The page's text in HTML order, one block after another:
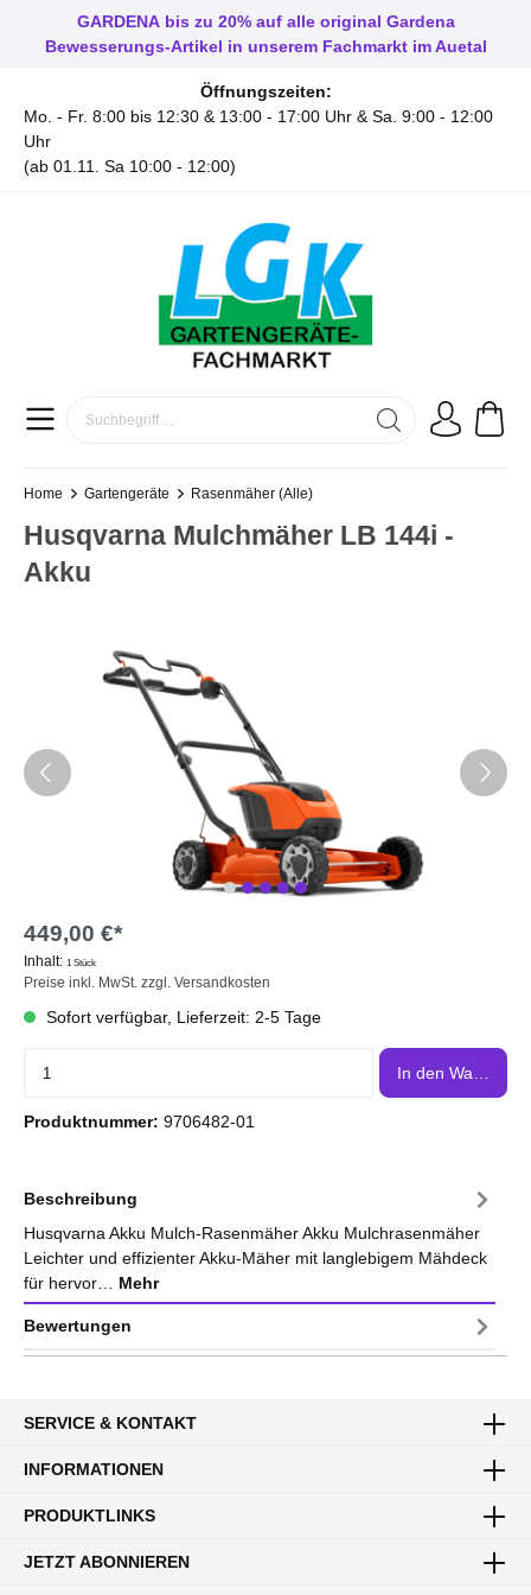
GARDENAbis zu 20%auf alle original Gardena
Bewesserungs-Artikel in unserem Fachmarkt im Auetal
Öffnungszeiten:
Mo. - Fr. 8:00 bis 12:30 & 13:00 - 17:00 Uhr & Sa. 9:00 - 12:00
Uhr
(ab 01.11. Sa 10:00 - 12:00)
Home Gartengeräte Rasenmäher (Alle)
Husqvarna Mulchmäher LB 144i -
Akku
449,00 €*
Inhalt: 1 Stück
Preise inkl. MwSt. zzgl. Versandkosten
Sofort verfügbar, Lieferzeit: 2-5 Tage
In den Warenkorb
Produktnummer: 9706482-01
Beschreibung
Husqvarna Akku Mulch-Rasenmäher Akku Mulchrasenmäher
Leichter und effizienter Akku-Mäher mit langlebigem Mähdeck
für hervor… Mehr
Bewertungen
SERVICE & KONTAKT
INFORMATIONEN
PRODUKTLINKS
JETZT ABONNIEREN